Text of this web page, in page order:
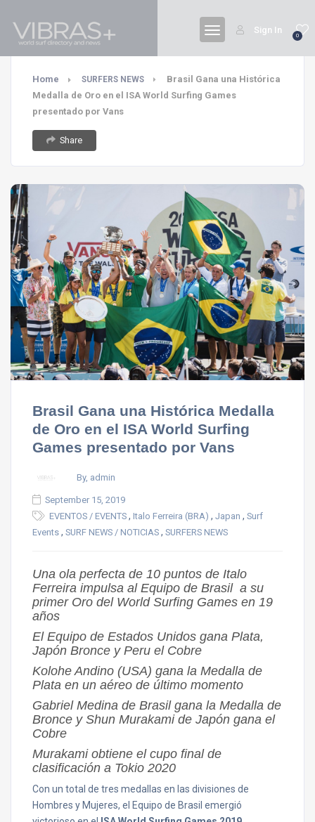
0
Sign In
Home SURFERS NEWS
Brasil Gana una Histórica
Medalla de Oro en el ISA World Surfing Games
presentado por Vans
Share
Brasil Gana una Histórica Medalla
de Oro en el ISA World Surfing
Games presentado por Vans
By, admin
September 15, 2019
EVENTOS / EVENTS , Italo Ferreira (BRA) , Japan , Surf
Events , SURF NEWS / NOTICIAS , SURFERS NEWS
Una ola perfecta de 10 puntos de Italo
Ferreira impulsa al Equipo de Brasil a su
primer Oro del World Surfing Games en 19
años
El Equipo de Estados Unidos gana Plata,
Japón Bronce y Peru el Cobre
Kolohe Andino (USA) gana la Medalla de
Plata en un aéreo de último momento
Gabriel Medina de Brasil gana la Medalla de
Bronce y Shun Murakami de Japón gana el
Cobre
Murakami obtiene el cupo final de
clasificación a Tokio 2020
Con un total de tres medallas en las divisiones de
Hombres y Mujeres, el Equipo de Brasil emergió